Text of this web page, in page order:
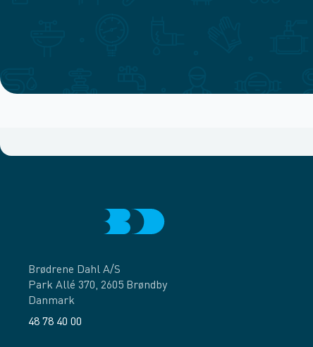
Brødrene Dahl A/S
Park Allé 370, 2605 Brøndby
Danmark
48 78 40 00